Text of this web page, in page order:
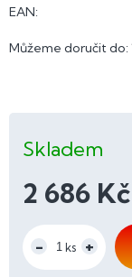
Můžeme doručit do:
Skladem
2 686 Kč
cena:
EAN: